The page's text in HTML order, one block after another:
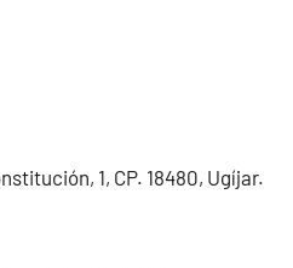
1, CP. 18480, Ugíjar.